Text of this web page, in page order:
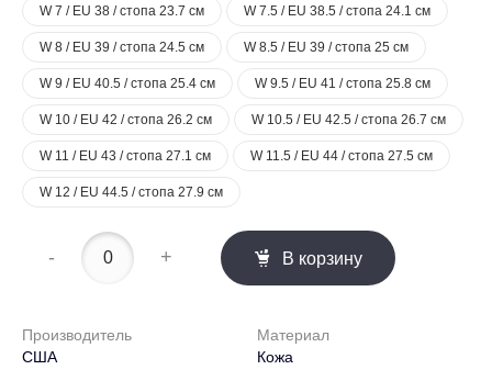
W 7 / EU 38 / стопа 23.7 см W 7.5 / EU 38.5 / стопа 24.1 см
W 8 / EU 39 / стопа 24.5 см W 8.5 / EU 39 / стопа 25 см
W 9 / EU 40.5 / стопа 25.4 см W 9.5 / EU 41 / стопа 25.8 см
W 10 / EU 42 / стопа 26.2 см W 10.5 / EU 42.5 / стопа 26.7 см
W 11 / EU 43 / стопа 27.1 см W 11.5 / EU 44 / стопа 27.5 см
W 12 / EU 44.5 / стопа 27.9 см
- + В корзину
Производитель
США
Материал
Кожа